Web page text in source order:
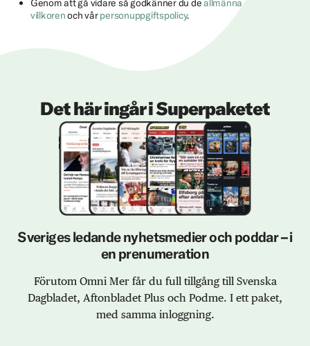
Genom att gå vidare så godkänner du deallmänna
villkorenoch vårpersonuppgiftspolicy.
Det här ingår i Superpaketet
Sveriges ledande nyhetsmedier och poddar – i
en prenumeration
Förutom Omni Mer får du full tillgång till Svenska
Dagbladet, Aftonbladet Plus och Podme. I ett paket,
med samma inloggning.